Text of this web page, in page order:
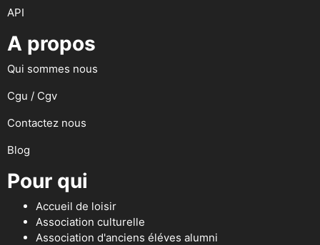
API
A propos
Qui sommes nous
Cgu / Cgv
Contactez nous
Blog
Pour qui
Accueil de loisir
Association culturelle
Association d'anciens éléves alumni